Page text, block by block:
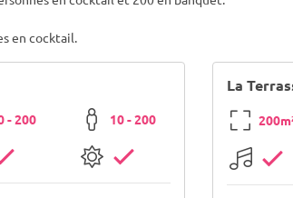
en cocktail.
- 200 10 - 200
La